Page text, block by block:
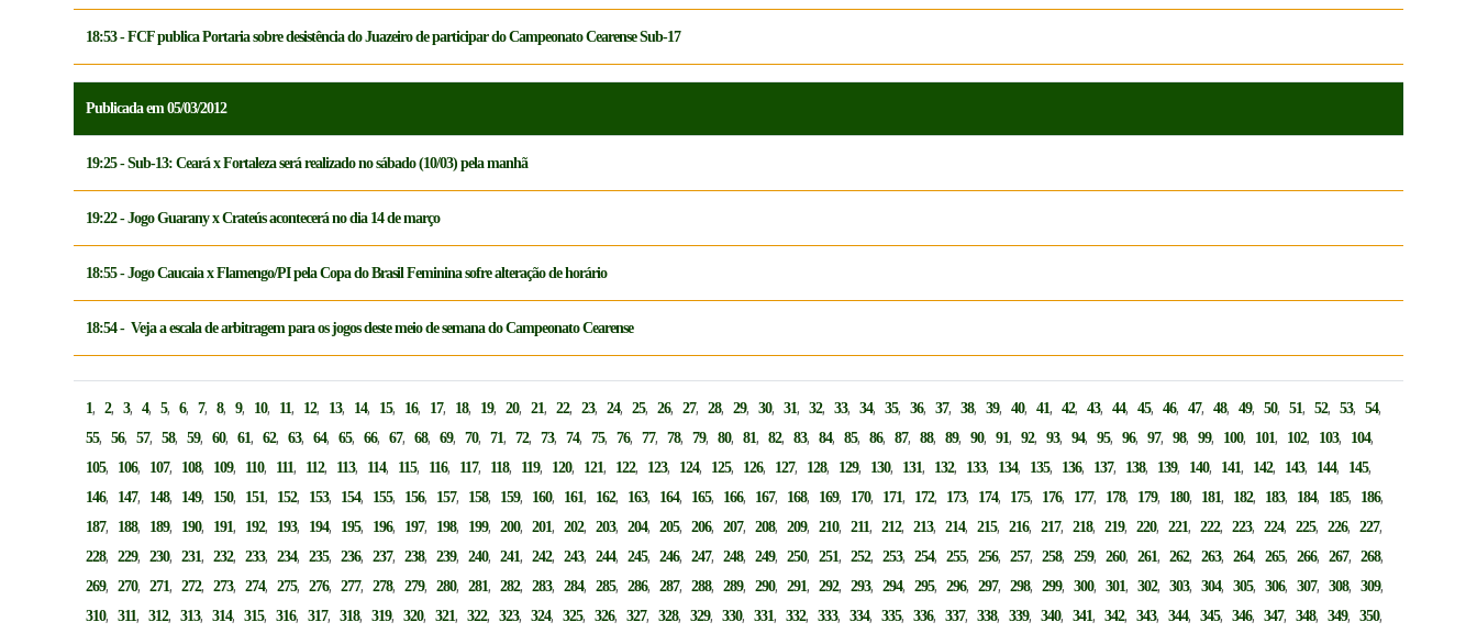
18:53 - FCF publica Portaria sobre desistência do Juazeiro de participar do Campeonato Cearense Sub-17
Publicada em 05/03/2012
19:25 - Sub-13: Ceará x Fortaleza será realizado no sábado (10/03) pela manhã
19:22 - Jogo Guarany x Crateús acontecerá no dia 14 de março
18:55 - Jogo Caucaia x Flamengo/PI pela Copa do Brasil Feminina sofre alteração de horário
18:54 - Veja a escala de arbitragem para os jogos deste meio de semana do Campeonato Cearense
1,2,3,4,5,6,7,8,9, 10, 11, 12, 13, 14, 15, 16, 17, 18, 19,20,21,22,23,24,25,26,27,28,29,30,31,32,33,34,35,36,37,38,39,40,41,42,43,44,45,46,47,48,49,50,51,52,53,54,
55,56,57,58,59,60,61,62,63,64,65,66,67,68,69,70,71,72,73,74,75,76,77,78,79,80,81,82,83,84,85,86,87,88,89,90,91,92,93,94,95,96,97,98,99, 100, 101, 102, 103, 104,
105, 106, 107, 108, 109, 110, 111, 112, 113, 114, 115, 116, 117, 118, 119, 120, 121, 122, 123, 124, 125, 126, 127, 128, 129, 130, 131, 132, 133, 134, 135, 136, 137, 138, 139, 140, 141, 142, 143, 144, 145,
146, 147, 148, 149, 150, 151, 152, 153, 154, 155, 156, 157, 158, 159, 160, 161, 162, 163, 164, 165, 166, 167, 168, 169, 170, 171, 172, 173, 174, 175, 176, 177, 178, 179, 180, 181, 182, 183, 184, 185, 186,
187, 188, 189, 190, 191, 192, 193, 194, 195, 196, 197, 198, 199,200,201,202,203,204,205,206,207,208,209,210,211,212,213,214,215,216,217,218,219,220,221,222,223,224,225,226,227,
228,229,230,231,232,233,234,235,236,237,238,239,240,241,242,243,244,245,246,247,248,249,250,251,252,253,254,255,256,257,258,259,260,261,262,263,264,265,266,267,268,
269,270,271,272,273,274,275,276,277,278,279,280,281,282,283,284,285,286,287,288,289,290,291,292,293,294,295,296,297,298,299,300,301,302,303,304,305,306,307,308,309,
310,311,312,313,314,315,316,317,318,319,320,321,322,323,324,325,326,327,328,329,330,331,332,333,334,335,336,337,338,339,340,341,342,343,344,345,346,347,348,349,350,